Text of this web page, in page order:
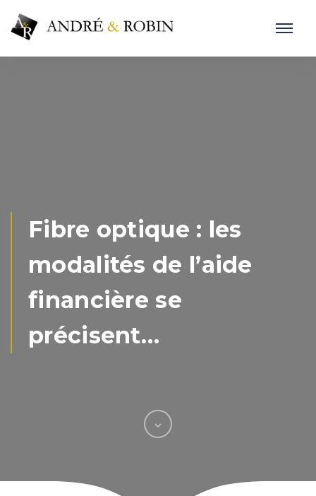
Fibre optique : les
modalités de l’aide
financière se
précisent…